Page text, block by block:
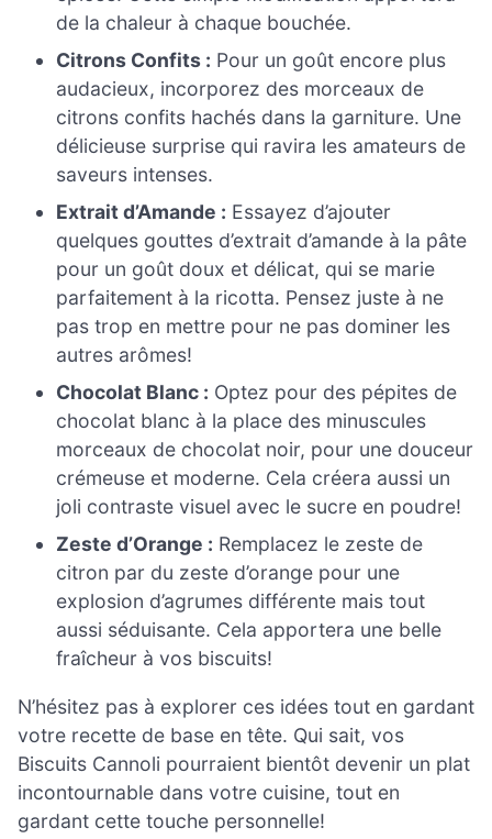
de la chaleur à chaque bouchée.
Citrons Confits : Pour un goût encore plus
audacieux, incorporez des morceaux de
citrons confits hachés dans la garniture. Une
délicieuse surprise qui ravira les amateurs de
saveurs intenses.
Extrait d’Amande : Essayez d’ajouter
quelques gouttes d’extrait d’amande à la pâte
pour un goût doux et délicat, qui se marie
parfaitement à la ricotta. Pensez juste à ne
pas trop en mettre pour ne pas dominer les
autres arômes!
Chocolat Blanc : Optez pour des pépites de
chocolat blanc à la place des minuscules
morceaux de chocolat noir, pour une douceur
crémeuse et moderne. Cela créera aussi un
joli contraste visuel avec le sucre en poudre!
Zeste d’Orange : Remplacez le zeste de
citron par du zeste d’orange pour une
explosion d’agrumes différente mais tout
aussi séduisante. Cela apportera une belle
fraîcheur à vos biscuits!
N’hésitez pas à explorer ces idées tout en gardant
votre recette de base en tête. Qui sait, vos
Biscuits Cannoli pourraient bientôt devenir un plat
incontournable dans votre cuisine, tout en
gardant cette touche personnelle!